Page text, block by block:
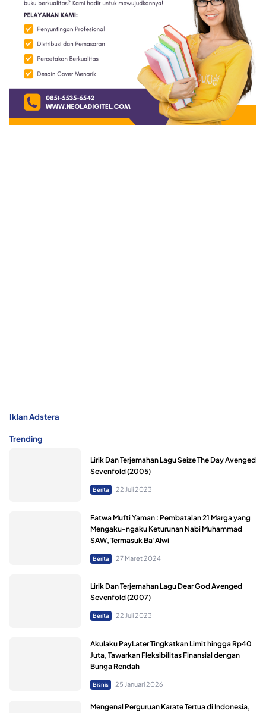
Iklan Adstera
Trending
Lirik Dan Terjemahan Lagu Seize The Day Avenged
Sevenfold (2005)
Berita 22 Juli 2023
Fatwa Mufti Yaman : Pembatalan 21 Marga yang
Mengaku-ngaku Keturunan Nabi Muhammad
SAW, Termasuk Ba’Alwi
Berita 27 Maret 2024
Lirik Dan Terjemahan Lagu Dear God Avenged
Sevenfold (2007)
Berita 22 Juli 2023
Akulaku PayLater Tingkatkan Limit hingga Rp40
Juta, Tawarkan Fleksibilitas Finansial dengan
Bunga Rendah
Bisnis 25 Januari 2026
Mengenal Perguruan Karate Tertua di Indonesia,